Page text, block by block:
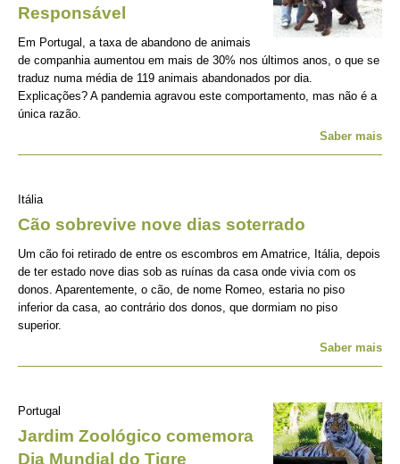
Responsável
Em Portugal, a taxa de abandono de animais
de companhia aumentou em mais de 30% nos últimos anos, o que se
traduz numa média de 119 animais abandonados por dia.
Explicações? A pandemia agravou este comportamento, mas não é a
única razão.
Saber mais
Itália
Cão sobrevive nove dias soterrado
Um cão foi retirado de entre os escombros em Amatrice, Itália, depois
de ter estado nove dias sob as ruínas da casa onde vivia com os
donos. Aparentemente, o cão, de nome Romeo, estaria no piso
inferior da casa, ao contrário dos donos, que dormiam no piso
superior.
Saber mais
Portugal
Jardim Zoológico comemora
Dia Mundial do Tigre